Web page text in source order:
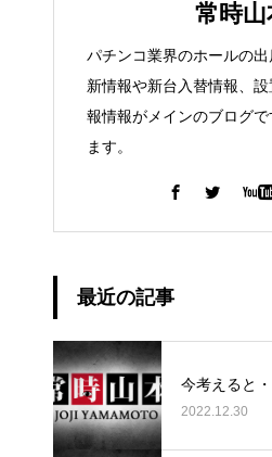
常時山
パチンコ業界のホールの
新情報や新台入替情報、
報情報がメインのブログ
ます。
最近の記事
今考えると・
2022.12.30